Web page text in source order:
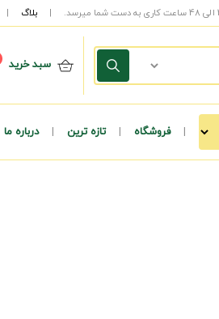
| بلاگ |
سبد خرید
| فروشگاه | تازه ترین | درباره ما